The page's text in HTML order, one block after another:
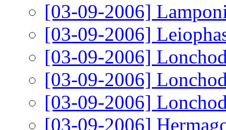
[03-09-2006]
[03-09-2006]
[03-09-2006]
[03-09-2006]
[03-09-2006]
[03-09-2006]